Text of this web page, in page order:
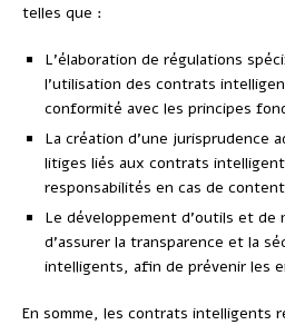
telles que :
L’élaboration de régulations
l’utilisation des contrats
conformité avec les principes
La création d’une jurisprudence
litiges liés aux contrats
responsabilités en cas de
Le développement d’outils et
d’assurer la transparence et la
intelligents, afin de prévenir les
En somme, les contrats intelligents